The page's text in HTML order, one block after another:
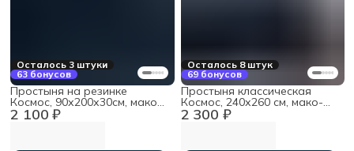
Осталось 3 штуки
63 бонусов
2 100 ₽
Простыня на резинке
Космос, 90х200х30см, мако-
сатин
Осталось 8 штук
69 бонусов
2 300 ₽
Простыня классическая
Космос, 240х260 см, мако-
сатин